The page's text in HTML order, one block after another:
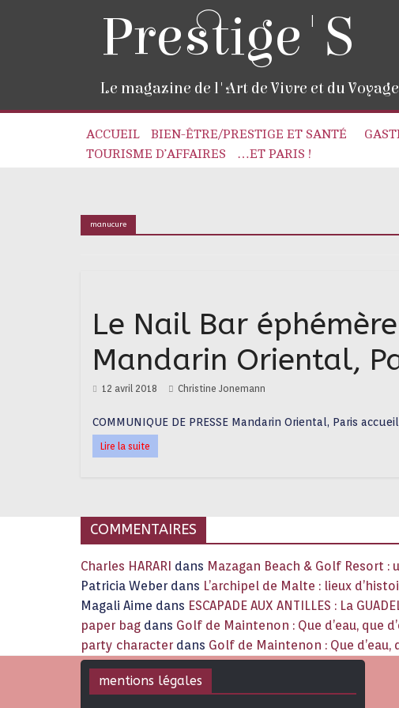
Prestige'S
Le magazine de l'Art de Vivre et du Voyage
ACCUEIL BIEN-ÊTRE/PRESTIGE ET SANTÉ
TOURISME D’AFFAIRES
…ET PARIS !
manucure
Le Nail Bar
Mandarin Oriental,
12 avril 2018 Christine Jonemann
COMMUNIQUE DE PRESSE Mandarin Oriental, Paris
Lire la suite
COMMENTAIRES
Charles HARARI dans Mazagan Beach & Golf Resort
Patricia Weber dans L’archipel de Malte : lieux
Magali Aime dans ESCAPADE AUX ANTILLES : La
paper bag dans Golf de Maintenon : Que d’eau, que
party character dans Golf de Maintenon : Que d’eau,
mentions légales